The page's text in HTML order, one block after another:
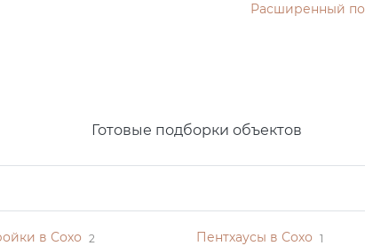
Расширенный
Готовые подборки объектов
в Сохо 2 Пентхаусы в Сохо 1